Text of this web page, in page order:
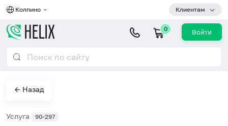
Колпино Клиентам
0 Войти
← Назад
Услуга 90-297